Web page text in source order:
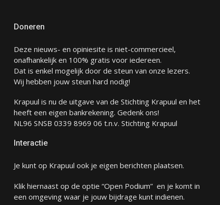
Doneren
Deze nieuws- en opiniesite is niet-commercieel,
onafhankelijk en 100% gratis voor iedereen.
Dat is enkel mogelijk door de steun van onze lezers.
Wij hebben jouw steun hard nodig!
Krapuul is nu de uitgave van de Stichting Krapuul en het
heeft een eigen bankrekening. Gedenk ons!
NL96 SNSB 0339 8969 06 t.n.v. Stichting Krapuul
Interactie
Je kunt op Krapuul ook je eigen berichten plaatsen.
Klik hiernaast op de optie “Open Podium” en je komt in
een omgeving waar je jouw bijdrage kunt indienen.